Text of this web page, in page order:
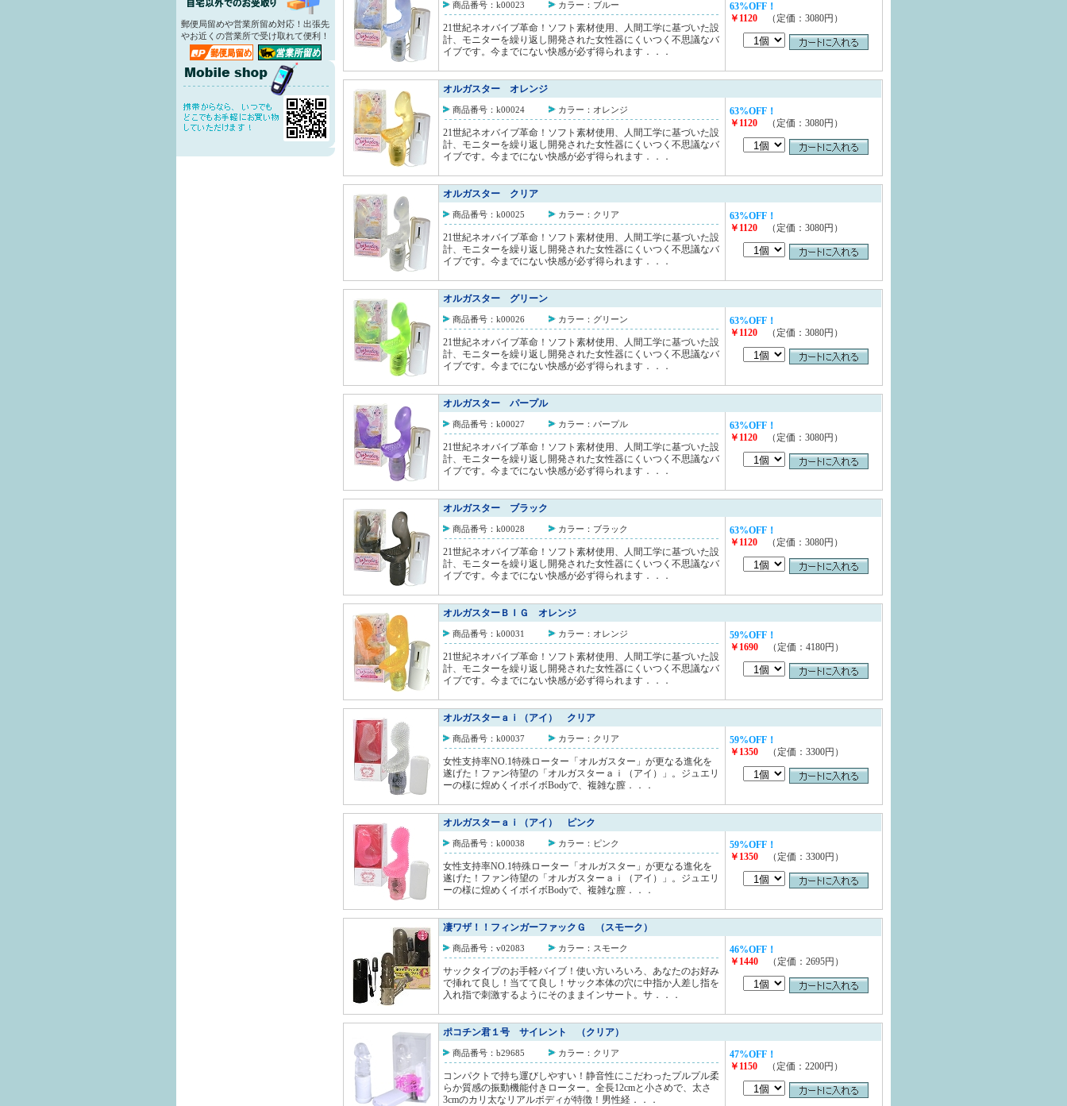
郵便局留めや営業所留め対応！出張先
やお近くの営業所で受け取れて便利！
商品番号：k00023 カラー：ブルー
21世紀ネオバイブ革命！ソフト素材使用、人間工学に基づいた設
計、モニターを繰り返し開発された女性器にくいつく不思議なバ
イブです。今までにない快感が必ず得られます．．．
63%OFF！
￥1120 （定価：3080円）
オルガスター オレンジ
商品番号：k00024 カラー：オレンジ
21世紀ネオバイブ革命！ソフト素材使用、人間工学に基づいた設
計、モニターを繰り返し開発された女性器にくいつく不思議なバ
イブです。今までにない快感が必ず得られます．．．
63%OFF！
￥1120 （定価：3080円）
オルガスター クリア
商品番号：k00025 カラー：クリア
21世紀ネオバイブ革命！ソフト素材使用、人間工学に基づいた設
計、モニターを繰り返し開発された女性器にくいつく不思議なバ
イブです。今までにない快感が必ず得られます．．．
63%OFF！
￥1120 （定価：3080円）
オルガスター グリーン
商品番号：k00026 カラー：グリーン
21世紀ネオバイブ革命！ソフト素材使用、人間工学に基づいた設
計、モニターを繰り返し開発された女性器にくいつく不思議なバ
イブです。今までにない快感が必ず得られます．．．
63%OFF！
￥1120 （定価：3080円）
オルガスター パープル
商品番号：k00027 カラー：パープル
21世紀ネオバイブ革命！ソフト素材使用、人間工学に基づいた設
計、モニターを繰り返し開発された女性器にくいつく不思議なバ
イブです。今までにない快感が必ず得られます．．．
63%OFF！
￥1120 （定価：3080円）
オルガスター ブラック
商品番号：k00028 カラー：ブラック
21世紀ネオバイブ革命！ソフト素材使用、人間工学に基づいた設
計、モニターを繰り返し開発された女性器にくいつく不思議なバ
イブです。今までにない快感が必ず得られます．．．
63%OFF！
￥1120 （定価：3080円）
オルガスターＢＩＧ オレンジ
商品番号：k00031 カラー：オレンジ
21世紀ネオバイブ革命！ソフト素材使用、人間工学に基づいた設
計、モニターを繰り返し開発された女性器にくいつく不思議なバ
イブです。今までにない快感が必ず得られます．．．
59%OFF！
￥1690 （定価：4180円）
オルガスターａｉ（アイ） クリア
商品番号：k00037 カラー：クリア
女性支持率NO.1特殊ローター「オルガスター」が更なる進化を
遂げた！ファン待望の「オルガスターａｉ（アイ）」。ジュエリ
ーの様に煌めくイボイボBodyで、複雑な膣．．．
59%OFF！
￥1350 （定価：3300円）
オルガスターａｉ（アイ） ピンク
商品番号：k00038 カラー：ピンク
女性支持率NO.1特殊ローター「オルガスター」が更なる進化を
遂げた！ファン待望の「オルガスターａｉ（アイ）」。ジュエリ
ーの様に煌めくイボイボBodyで、複雑な膣．．．
59%OFF！
￥1350 （定価：3300円）
凄ワザ！！フィンガーファックＧ （スモーク）
商品番号：v02083 カラー：スモーク
サックタイプのお手軽バイブ！使い方いろいろ、あなたのお好み
で挿れて良し！当てて良し！サック本体の穴に中指か人差し指を
入れ指で刺激するようにそのままインサート。サ．．．
46%OFF！
￥1440 （定価：2695円）
ポコチン君１号 サイレント （クリア）
商品番号：b29685 カラー：クリア
コンパクトで持ち運びしやすい！静音性にこだわったプルプル柔
らか質感の振動機能付きローター。全長12cmと小さめで、太さ
3cmのカリ太なリアルボディが特徴！男性経．．．
47%OFF！
￥1150 （定価：2200円）